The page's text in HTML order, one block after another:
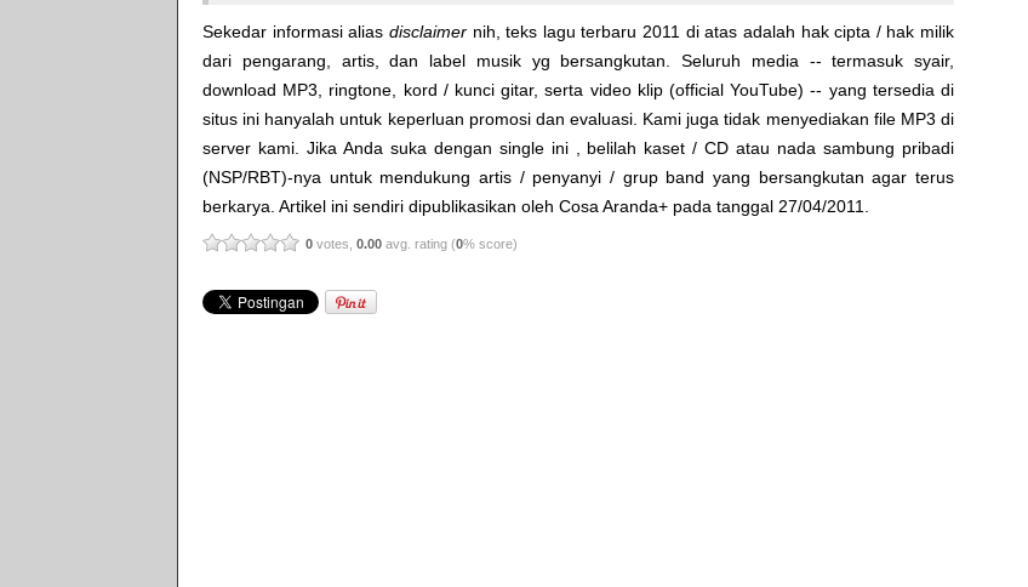
Sekedar informasi alias disclaimernih, teks lagu terbaru 2011 di atas adalah hak cipta / hak milik
dari pengarang, artis, dan label musik yg bersangkutan. Seluruh media -- termasuk syair,
download MP3, ringtone, kord / kunci gitar, serta video klip (official YouTube) -- yang tersedia di
situs ini hanyalah untuk keperluan promosi dan evaluasi. Kami juga tidak menyediakan file MP3 di
server kami. Jika Anda suka dengan single ini , belilah kaset / CD atau nada sambung pribadi
(NSP/RBT)-nya untuk mendukung artis / penyanyi / grup band yang bersangkutan agar terus
berkarya. Artikel ini sendiri dipublikasikan oleh Cosa Aranda+ pada tanggal 27/04/2011.
0 votes, 0.00 avg. rating (0% score)